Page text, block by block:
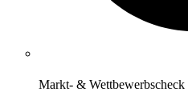
Markt- & Wettbewerbscheck